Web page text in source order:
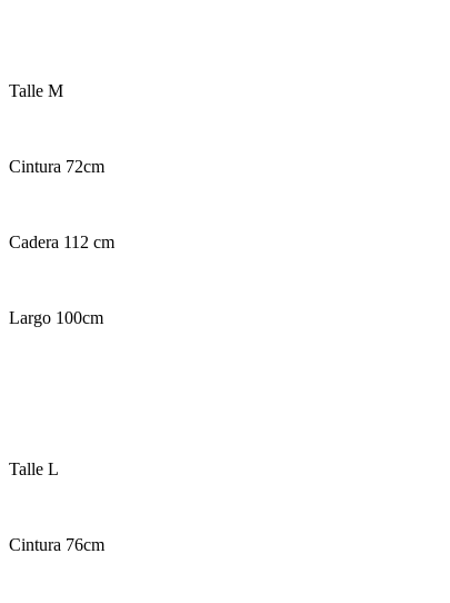
Talle M
Cintura 72cm
Cadera 112 cm
Largo 100cm
Talle L
Cintura 76cm